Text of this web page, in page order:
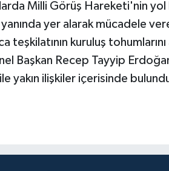
Milli Görüş Hareketi'nin yol
yer alarak mücadele
teşkilatının kuruluş
Başkan Recep Tayyip
yakın ilişkiler içerisinde